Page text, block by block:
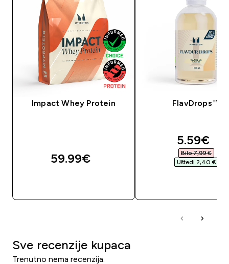
Impact Whey Protein
59.99€‎
FlavDrops™
5.59€‎
Bilo 7,99 €‎
Uštedi 2,40 €‎
Sve recenzije kupaca
Trenutno nema recenzija.